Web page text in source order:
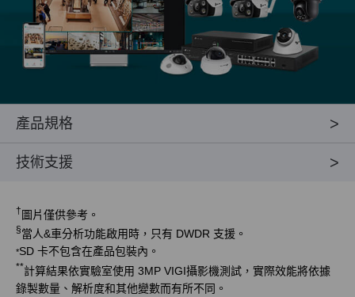
產品規格
技術支援
†圖片僅供參考。
§當人&車分析功能啟用時，只有 DWDR 支援。
*SD 卡不包含在產品包裝內。
**計算結果依實驗室使用 3MP VIGI攝影機測試，實際效能將依據
錄製數量、解析度和其他變數而有所不同。